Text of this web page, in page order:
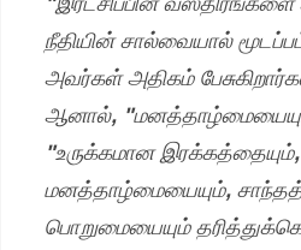
நீதியின் சால்வையால்
அவர்கள் அதிகம்
ஆனால்,
"உருக்கமான
மனத்தாழ்மையையும்,
பொறுமையையும்